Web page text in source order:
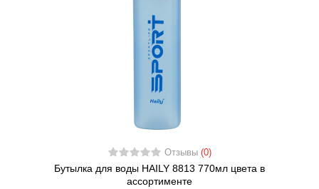
Отзывы (0)
Бутылка для воды HAILY 8813 770мл цвета в
ассортименте